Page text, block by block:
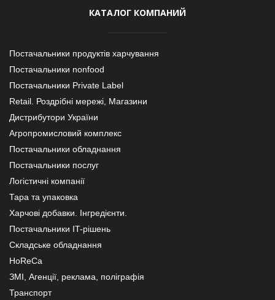
КАТАЛОГ КОМПАНИЙ
Постачальники продуктів харчування
Постачальники nonfood
Постачальники Private Label
Retail. Роздрібні мережі, Магазини
Дистрибутори України
Агропромисловий комплекс
Постачальники обладнання
Постачальники послуг
Логістичні компанії
Тара та упаковка
Харчові добавки. Інгредієнти.
Постачальники IT-рішень
Складське обладнання
HoReCa
ЗМІ, Агенції, реклама, поліграфія
Транспорт